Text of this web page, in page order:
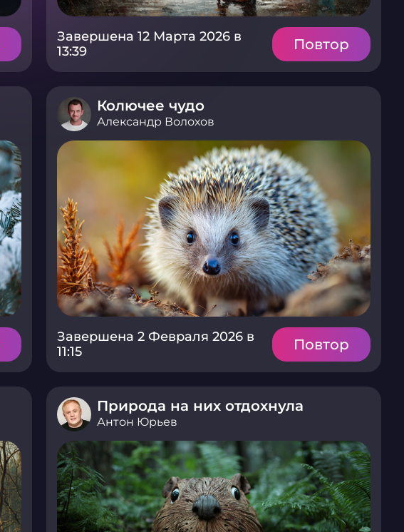
Завершена 12 Марта 2026 в
13:39
Повтор
Колючее чудо
Александр Волохов
Завершена 2 Февраля 2026 в
11:15
Повтор
Природа на них отдохнула
Антон Юрьев